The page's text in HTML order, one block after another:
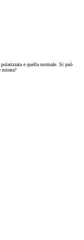
e quella normale. Si può
mirata?